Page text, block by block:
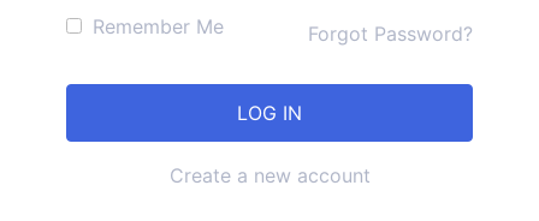
Remember Me Forgot Password?
Create a new account